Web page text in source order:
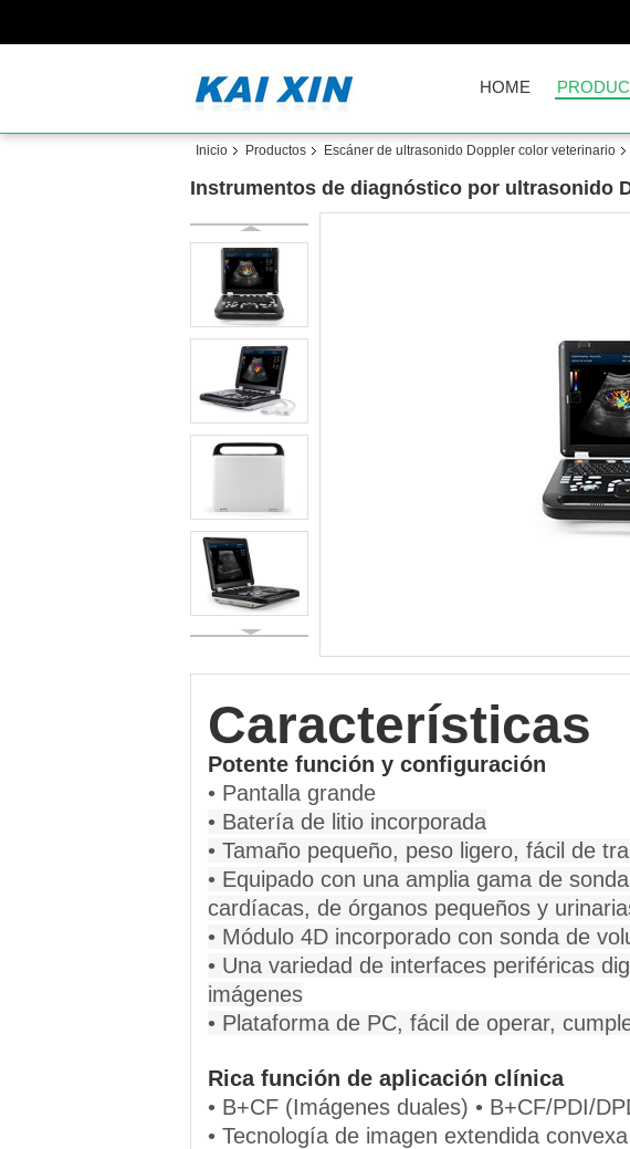
HOME
Inicio Productos Escáner de ultrasonido Doppler color veterinario
Instrumentos de diagnóstico por ultrasonido
Características
Potente función y configuración
• Pantalla grande
• Batería de litio incorporada
• Tamaño pequeño, peso ligero, fácil de
• Equipado con una amplia gama de
cardíacas, de órganos pequeños y
• Módulo 4D incorporado con sonda de
• Una variedad de interfaces periféricas
imágenes
• Plataforma de PC, fácil de operar,
Rica función de aplicación clínica
• B+CF (Imágenes duales) • B+CF/PDI/
• Tecnología de imagen extendida convexa